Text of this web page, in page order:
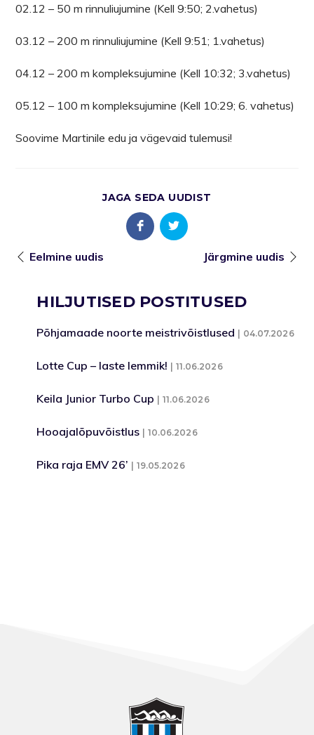
02.12 – 50 m rinnuliujumine (Kell 9:50; 2.vahetus)
03.12 – 200 m rinnuliujumine (Kell 9:51; 1.vahetus)
04.12 – 200 m kompleksujumine (Kell 10:32; 3.vahetus)
05.12 – 100 m kompleksujumine (Kell 10:29; 6. vahetus)
Soovime Martinile edu ja vägevaid tulemusi!
JAGA SEDA UUDIST
Eelmine uudis Järgmine uudis
HILJUTISED POSTITUSED
Põhjamaade noorte meistrivõistlused 04.07.2026
Lotte Cup – laste lemmik! 11.06.2026
Keila Junior Turbo Cup 11.06.2026
Hooajalõpuvõistlus 10.06.2026
Pika raja EMV 26’ 19.05.2026